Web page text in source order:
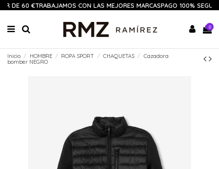
DE 60 €TRABAJAMOS CON LAS MEJORES MARCASPAGO 100% SEGURO
0
Inicio HOMBRE ROPA SPORT CHAQUETAS
Cazadora
bomber NEGRO